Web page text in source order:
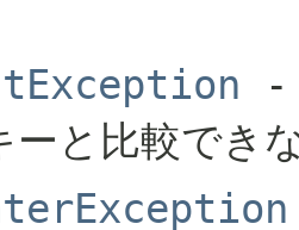
-
ーと比較でき